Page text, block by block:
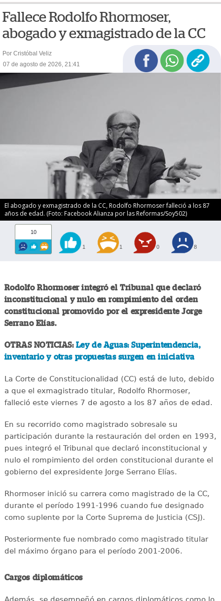
Fallece Rodolfo Rhormoser,
abogado y exmagistrado de la CC
Por Cristóbal Veliz
07 de agosto de 2026, 21:41
El abogado y exmagistrado de la CC, Rodolfo Rhormoser falleció a los 87
años de edad. (Foto: Facebook Alianza por las Reformas/Soy502)
10
1 1 0 8
Rodolfo Rhormoser integró el Tribunal que declaró
inconstitucional y nulo en rompimiento del orden
constitucional promovido por el expresidente Jorge
Serrano Elías.
OTRAS NOTICIAS: Ley de Aguas: Superintendencia,
inventario y otras propuestas surgen en iniciativa
La Corte de Constitucionalidad (CC) está de luto, debido
a que el exmagistrado titular, Rodolfo Rhormoser,
falleció este viernes 7 de agosto a los 87 años de edad.
En su recorrido como magistrado sobresale su
participación durante la restauración del orden en 1993,
pues integró el Tribunal que declaró inconstitucional y
nulo el rompimiento del orden constitucional durante el
gobierno del expresidente Jorge Serrano Elías.
Rhormoser inició su carrera como magistrado de la CC,
durante el período 1991-1996 cuando fue designado
como suplente por la Corte Suprema de Justicia (CSJ).
Posteriormente fue nombrado como magistrado titular
del máximo órgano para el período 2001-2006.
Cargos diplomáticos